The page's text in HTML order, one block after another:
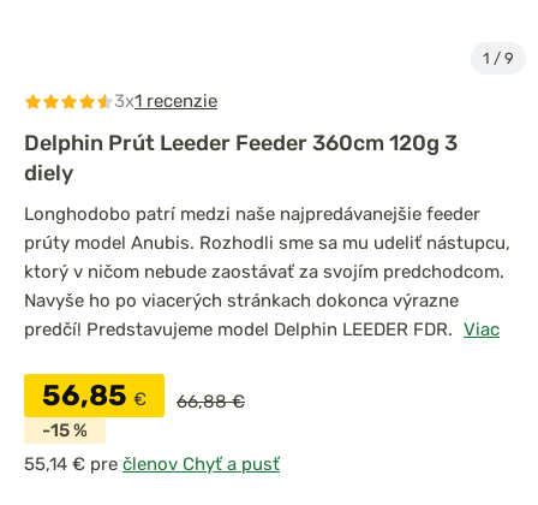
1 / 9
3x1 recenzie
Delphin Prút Leeder Feeder 360cm 120g 3
diely
Longhodobo patrí medzi naše najpredávanejšie feeder
prúty model Anubis. Rozhodli sme sa mu udeliť nástupcu,
ktorý v ničom nebude zaostávať za svojím predchodcom.
Navyše ho po viacerých stránkach dokonca výrazne
predčí! Predstavujeme model Delphin LEEDER FDR. Viac
56,85 €
66,88 €
-15 %
pre členov Chyť a pusť